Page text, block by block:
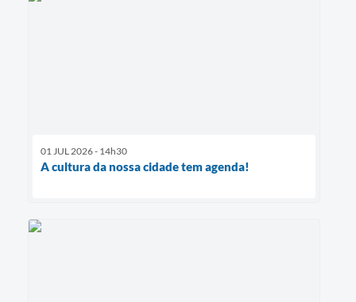
01 JUL 2026 - 14h30
A cultura da nossa cidade tem agenda!